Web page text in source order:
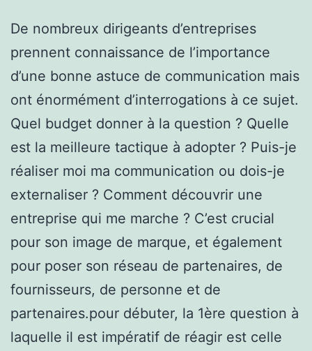
De nombreux dirigeants d’entreprises
prennent connaissance de l’importance
d’une bonne astuce de communication mais
ont énormément d’interrogations à ce sujet.
Quel budget donner à la question ? Quelle
est la meilleure tactique à adopter ? Puis-je
réaliser moi ma communication ou dois-je
externaliser ? Comment découvrir une
entreprise qui me marche ? C’est crucial
pour son image de marque, et également
pour poser son réseau de partenaires, de
fournisseurs, de personne et de
partenaires.pour débuter, la 1ère question à
laquelle il est impératif de réagir est celle